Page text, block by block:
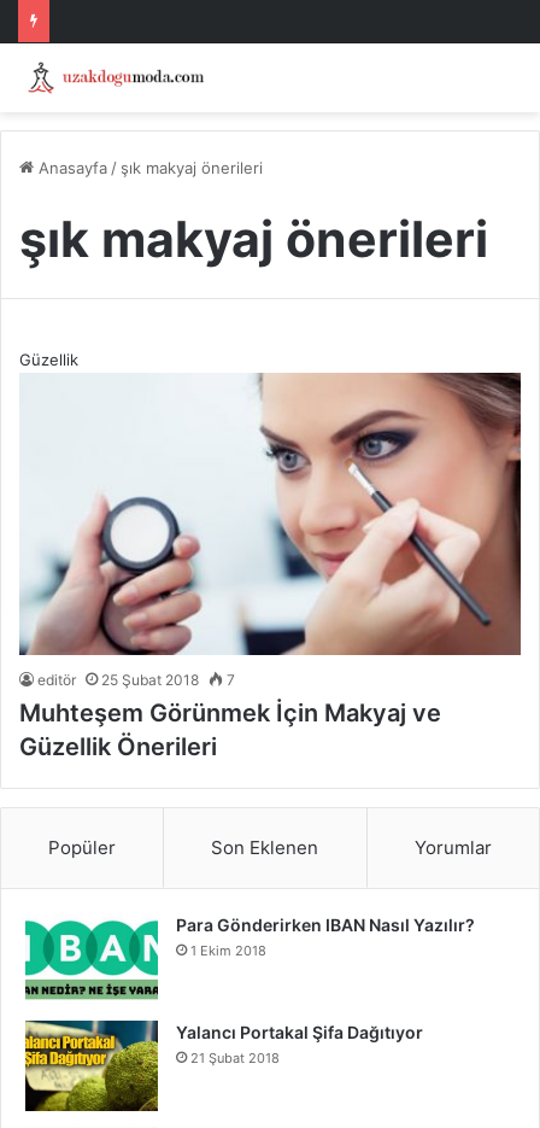
Anasayfa / şık makyaj önerileri
şık makyaj önerileri
Güzellik
editör 25 Şubat 2018 7
Muhteşem Görünmek İçin Makyaj ve
Güzellik Önerileri
Popüler Son Eklenen Yorumlar
Para Gönderirken IBAN Nasıl Yazılır?
1 Ekim 2018
Yalancı Portakal Şifa Dağıtıyor
21 Şubat 2018